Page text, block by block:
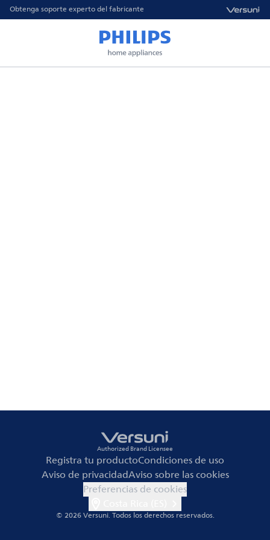
Obtenga soporte experto del fabricante
Authorized Brand Licensee
Registra tu productoCondiciones de uso
Aviso de privacidadAviso sobre las cookies
Preferencias de cookies
© 2026 Versuni.Todos los derechos reservados.